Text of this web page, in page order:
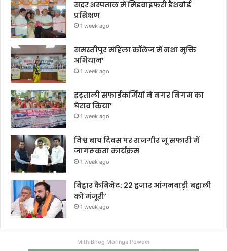
सदर अस्पताल में मिडवाइफरी डैशबोर्ड
प्रशिक्षण
1 week ago
समस्तीपुर महिला कॉलेज में नशा मुक्ति
अभियान’
1 week ago
हड़ताली सफाईकर्मियों ने नगर निगम का
घेराव किया’
1 week ago
विश्व बाघ दिवस पर राजगीर जू सफारी में
जागरूकता कार्यक्रम
1 week ago
बिहार कैबिनेट: 22 हजार आंगनबाड़ी बहाली
को मंजूरी’
1 week ago
MithiBhog Moringa Powder